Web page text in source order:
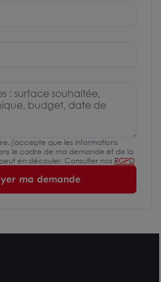
j'accepte que les informations
le cadre de ma demande et de la
en découler. Consulter nos RGPD
ma demande